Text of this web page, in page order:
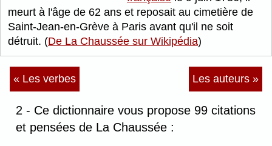
meurt à l'âge de 62 ans et reposait au cimetière de
Saint-Jean-en-Grève à Paris avant qu'il ne soit
détruit. (De La Chaussée sur Wikipédia)
« Les verbes Les auteurs »
2 - Ce dictionnaire vous propose 99 citations
et pensées de La Chaussée :